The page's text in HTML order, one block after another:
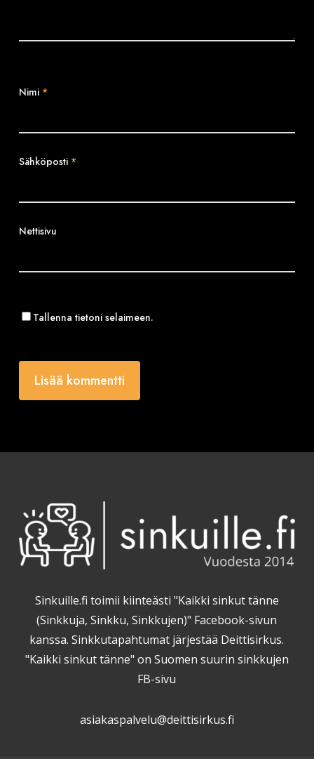
Nimi *
Sähköposti *
Nettisivu
Tallenna tietoni selaimeen.
Sinkuille.fi toimii kiinteästi "Kaikki sinkut tänne
(Sinkkuja, Sinkku, Sinkkujen)" Facebook-sivun
kanssa. Sinkkutapahtumat järjestää Deittisirkus.
"Kaikki sinkut tänne" on Suomen suurin sinkkujen
FB-sivu
asiakaspalvelu@deittisirkus.fi